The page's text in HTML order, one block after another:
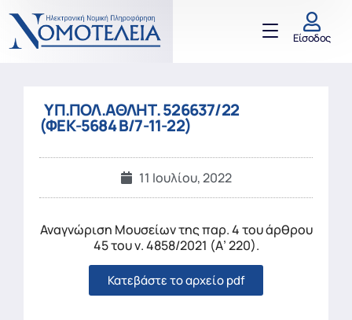
Είσοδος
ΥΠ.ΠΟΛ.ΑΘΛΗΤ. 526637/22
(ΦΕΚ-5684 Β/7-11-22)
11 Ιουλίου, 2022
Αναγνώριση Μουσείων της παρ. 4 του άρθρου
45 του ν. 4858/2021 (Α’ 220).
Κατεβάστε το αρχείο pdf